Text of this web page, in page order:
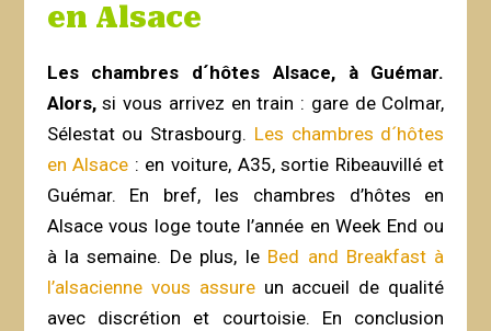
en Alsace
Les chambres d´hôtes Alsace, à Guémar.
Alors,si vous arrivez en train : gare de Colmar,
Sélestat ou Strasbourg. Les chambres d´hôtes
en Alsace : en voiture, A35, sortie Ribeauvillé et
Guémar. En bref, les chambres d’hôtes en
Alsace vous loge toute l’année en Week End ou
à la semaine. De plus, le Bed and Breakfast à
l’alsacienne vous assure un accueil de qualité
avec discrétion et courtoisie. En conclusion